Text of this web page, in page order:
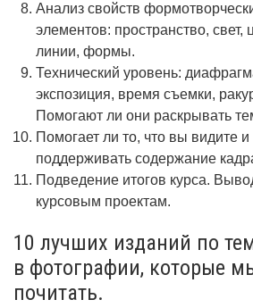
Анализ свойств
элементов: пространство, свет,
линии, формы.
Технический уровень:
экспозиция, время съемки,
Помогают ли они раскрывать
Помогает ли то, что вы видите и
поддерживать содержание
Подведение итогов курса.
курсовым проектам.
10 лучших изданий по
в фотографии, которые
почитать.